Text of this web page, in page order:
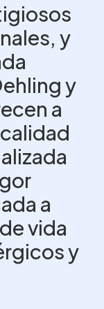
y
y
a
a
vida
y